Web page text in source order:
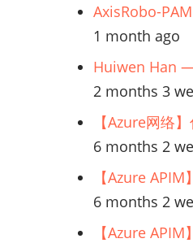
AxisRobo-
1 month ago
Huiwen Han
2 months 3
【Azure网络
6 months 2
【Azure
6 months 2
【Azure